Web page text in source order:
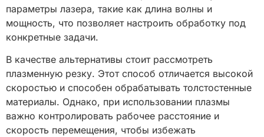
параметры лазера, такие как длина волны и
мощность, что позволяет настроить обработку под
конкретные задачи.
В качестве альтернативы стоит рассмотреть
плазменную резку. Этот способ отличается высокой
скоростью и способен обрабатывать толстостенные
материалы. Однако, при использовании плазмы
важно контролировать рабочее расстояние и
скорость перемещения, чтобы избежать